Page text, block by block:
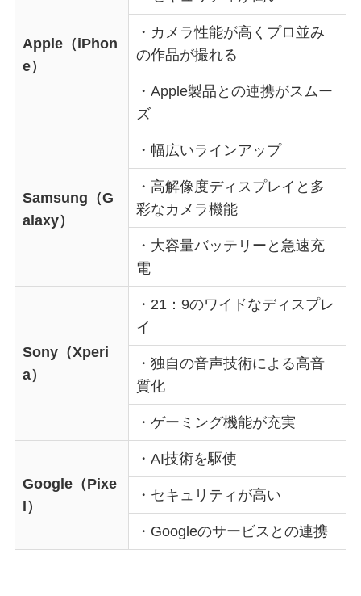
Apple（iPhon
e）
・カメラ性能が高くプロ並み
の作品が撮れる
・Apple製品との連携がスムー
ズ
Samsung（G
alaxy）
・幅広いラインアップ
・高解像度ディスプレイと多
彩なカメラ機能
・大容量バッテリーと急速充
電
Sony（Xperi
a）
・21：9のワイドなディスプレ
イ
・独自の音声技術による高音
質化
・ゲーミング機能が充実
Google（Pixe
l）
・AI技術を駆使
・セキュリティが高い
・Googleのサービスとの連携